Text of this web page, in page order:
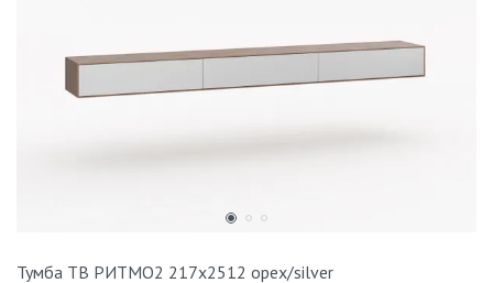
Тумба ТВ РИТМО2 217х2512 орех/silver